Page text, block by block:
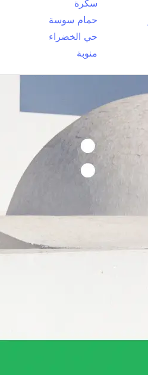
سكرة
حمام سوسة
حي الخضراء
منوبة